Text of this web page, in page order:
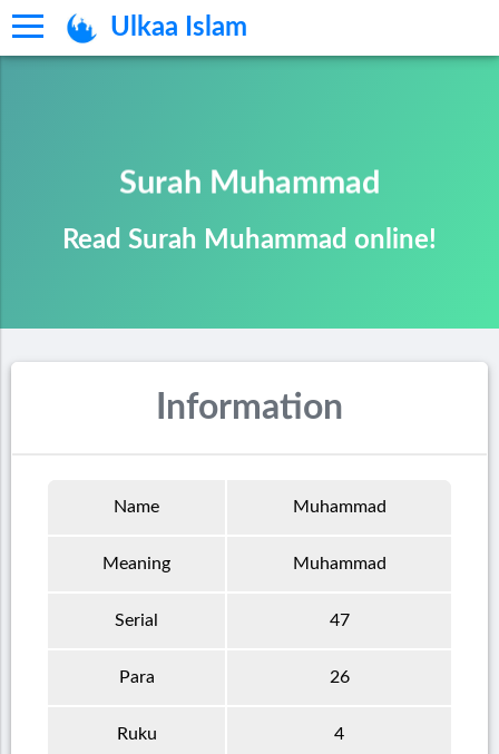
Ulkaa Islam
Surah Muhammad
Read Surah Muhammad online!
Information
Name Muhammad
Meaning Muhammad
Serial 47
Para 26
Ruku 4